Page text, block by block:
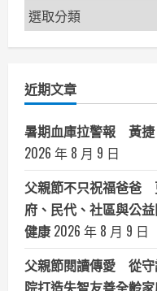
新
聞
近期文章
暑期血庫拉警報 黃捷
2026 年 8 月 9 日
父親節不只祝福爸爸
府、民代、社區與公
健康 2026 年 8 月 9 日
父親節閱讀傳愛 從